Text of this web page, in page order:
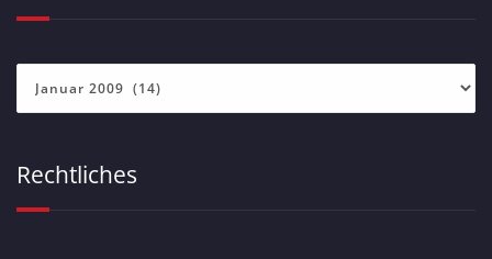
Rechtliches